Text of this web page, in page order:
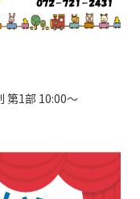
第1部 10:00～